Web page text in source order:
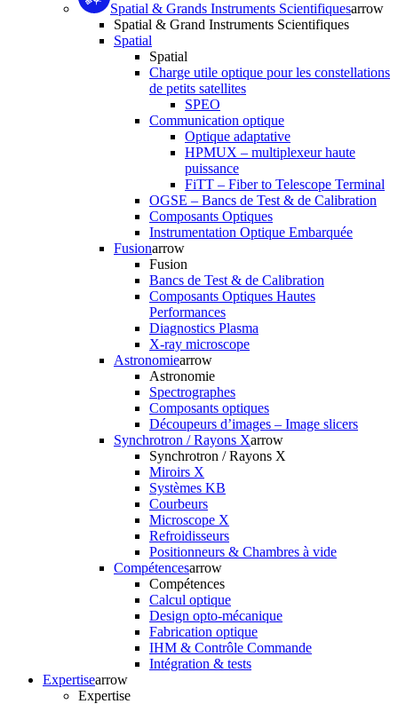
Spatial & Grands Instruments Scientifiquesarrow
Spatial & Grand Instruments Scientifiques
Spatial
Spatial
Charge utile optique pour les constellations
de petits satellites
SPEO
Communication optique
Optique adaptative
HPMUX – multiplexeur haute
puissance
FiTT – Fiber to Telescope Terminal
OGSE – Bancs de Test & de Calibration
Composants Optiques
Instrumentation Optique Embarquée
Fusionarrow
Fusion
Bancs de Test & de Calibration
Composants Optiques Hautes
Performances
Diagnostics Plasma
X-ray microscope
Astronomiearrow
Astronomie
Spectrographes
Composants optiques
Découpeurs d’images – Image slicers
Synchrotron / Rayons Xarrow
Synchrotron / Rayons X
Miroirs X
Systèmes KB
Courbeurs
Microscope X
Refroidisseurs
Positionneurs & Chambres à vide
Compétencesarrow
Compétences
Calcul optique
Design opto-mécanique
Fabrication optique
IHM & Contrôle Commande
Intégration & tests
Expertisearrow
Expertise